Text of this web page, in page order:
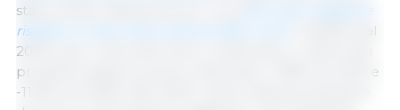
stato di 35,6 miliardi di euro, circa
rispetto al valore dei sostituti della carne
. Tuttavia, dal
2019 e per il secondo anno consecutivo, il valore dei
prodotti a base di carne è diminuito (-7,8% nel 2021 e
-11,3% nel 2020). Nel 2019 il valore della produzione